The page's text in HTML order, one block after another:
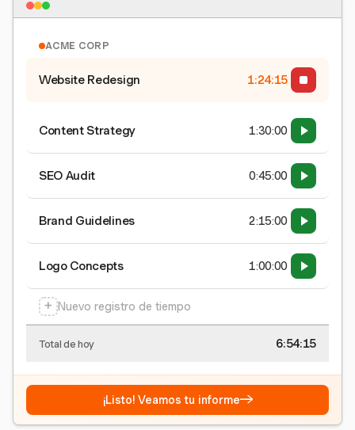
ACME CORP
Website Redesign 1:24:15
Content Strategy 1:30:00
SEO Audit 0:45:00
Brand Guidelines 2:15:00
Logo Concepts 1:00:00
+ Nuevo registro de tiempo
Total de hoy 6:54:15
¡Listo! Veamos tu informe→